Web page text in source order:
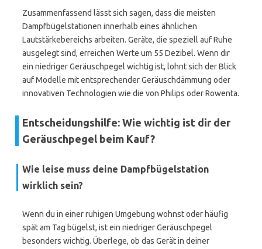
Zusammenfassend lässt sich sagen, dass die meisten
Dampfbügelstationen innerhalb eines ähnlichen
Lautstärkebereichs arbeiten. Geräte, die speziell auf Ruhe
ausgelegt sind, erreichen Werte um 55 Dezibel. Wenn dir
ein niedriger Geräuschpegel wichtig ist, lohnt sich der Blick
auf Modelle mit entsprechender Geräuschdämmung oder
innovativen Technologien wie die von Philips oder Rowenta.
Entscheidungshilfe: Wie wichtig ist dir der
Geräuschpegel beim Kauf?
Wie leise muss deine Dampfbügelstation
wirklich sein?
Wenn du in einer ruhigen Umgebung wohnst oder häufig
spät am Tag bügelst, ist ein niedriger Geräuschpegel
besonders wichtig. Überlege, ob das Gerät in deiner